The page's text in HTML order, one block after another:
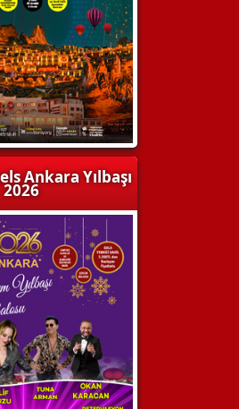
Ankara Yılbaşı
2026